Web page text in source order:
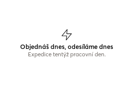
Objednáš dnes, odesíláme dnes
Expedice tentýž pracovní den.